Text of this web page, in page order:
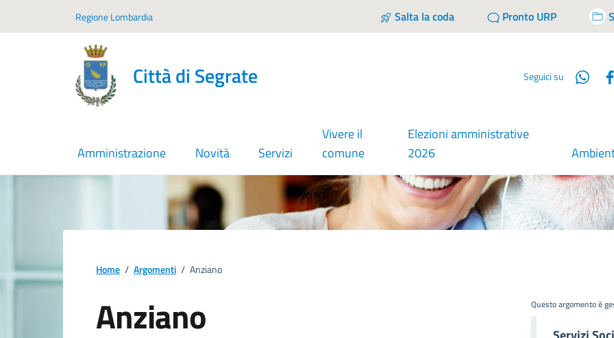
Regione Lombardia Salta la coda Pronto URP
Città di Segrate Seguici su
Amministrazione Novità Servizi
Vivere il
comune
Elezioni amministrative
2026
Home / Argomenti / Anziano
Anziano Questo argomento è